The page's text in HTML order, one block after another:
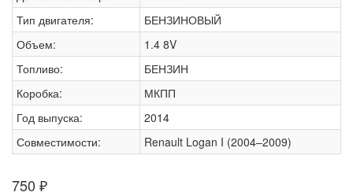
Тип двигателя:
БЕНЗИНОВЫЙ
Объем:
1.4 8V
Топливо:
БЕНЗИН
Коробка:
МКПП
Год выпуска:
2014
Совместимости:
Renault Logan I (2004–2009)
750 ₽